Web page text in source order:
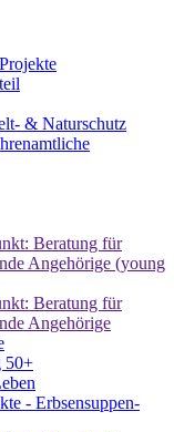
& Naturschutz
Beratung für
Angehörige (young
Beratung für
Angehörige
50+
- Erbsensuppen-